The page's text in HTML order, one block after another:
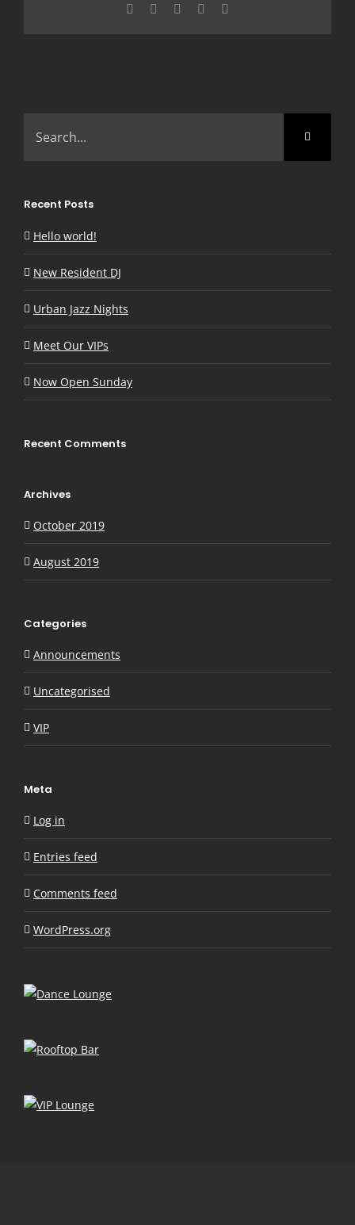
Facebook WhatsApp
Pinterest
for:
Recent Posts
Hello world!
New Resident DJ
Urban Jazz Nights
Meet Our VIPs
Now Open Sunday
Recent Comments
Archives
October 2019
August 2019
Categories
Announcements
Uncategorised
VIP
Meta
Log in
Entries feed
Comments feed
WordPress.org